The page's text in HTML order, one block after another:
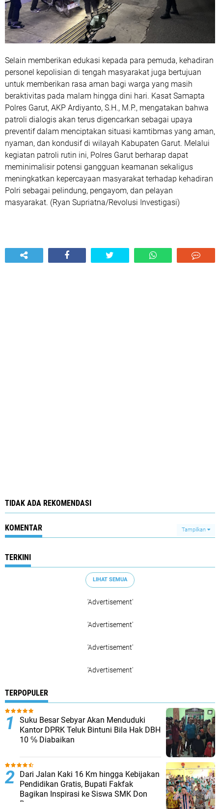
Selain memberikan edukasi kepada para pemuda, kehadiran
personel kepolisian di tengah masyarakat juga bertujuan
untuk memberikan rasa aman bagi warga yang masih
beraktivitas pada malam hingga dini hari. Kasat Samapta
Polres Garut, AKP Ardiyanto, S.H., M.P., mengatakan bahwa
patroli dialogis akan terus digencarkan sebagai upaya
preventif dalam menciptakan situasi kamtibmas yang aman,
nyaman, dan kondusif di wilayah Kabupaten Garut. Melalui
kegiatan patroli rutin ini, Polres Garut berharap dapat
meminimalisir potensi gangguan keamanan sekaligus
meningkatkan kepercayaan masyarakat terhadap kehadiran
Polri sebagai pelindung, pengayom, dan pelayan
masyarakat. (Ryan Supriatna/Revolusi Investigasi)
TIDAK ADA REKOMENDASI
KOMENTAR Tampilkan
TERKINI
LIHAT SEMUA
'Advertisement'
'Advertisement'
'Advertisement'
'Advertisement'
TERPOPULER
Suku Besar Sebyar Akan Menduduki
Kantor DPRK Teluk Bintuni Bila Hak DBH
10 ℅ Diabaikan
Dari Jalan Kaki 16 Km hingga Kebijakan
Pendidikan Gratis, Bupati Fakfak
Bagikan Inspirasi ke Siswa SMK Don
Bosco